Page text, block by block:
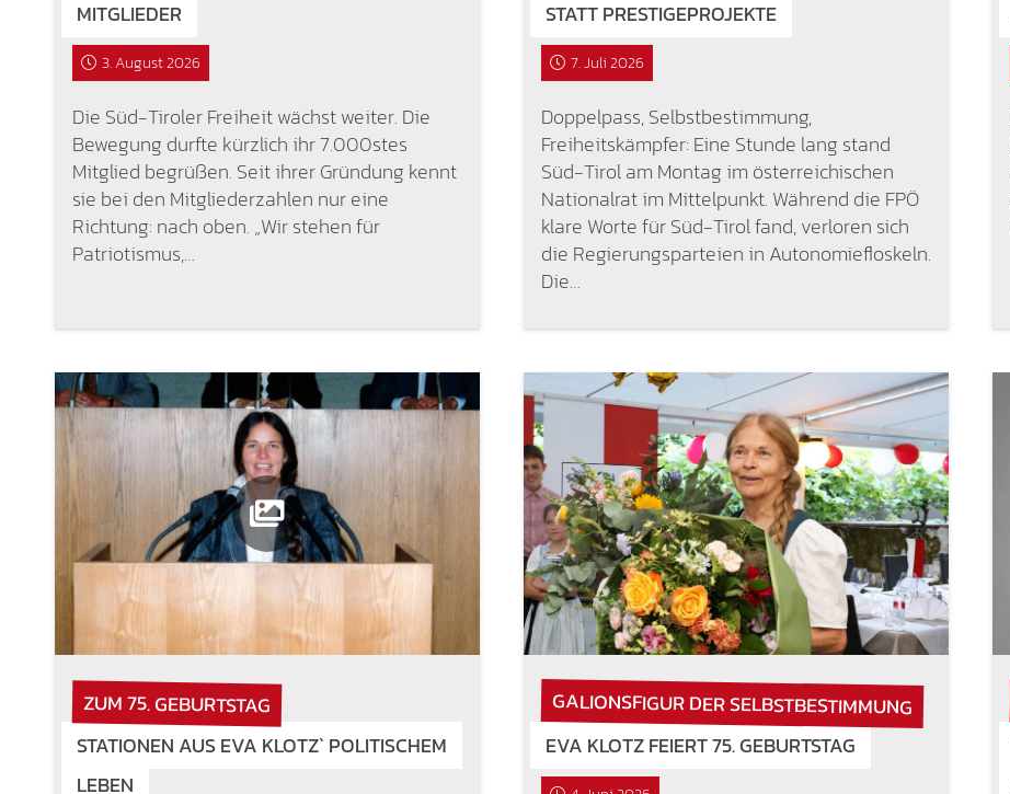
MITGLIEDER
3. August 2026
Die Süd-Tiroler Freiheit wächst weiter. Die
Bewegung durfte kürzlich ihr 7.000stes
Mitglied begrüßen. Seit ihrer Gründung kennt
sie bei den Mitgliederzahlen nur eine
Richtung: nach oben. „Wir stehen für
Patriotismus,…
STATT PRESTIGEPROJEKTE
7. Juli 2026
Doppelpass, Selbstbestimmung,
Freiheitskämpfer: Eine Stunde lang stand
Süd-Tirol am Montag im österreichischen
Nationalrat im Mittelpunkt. Während die FPÖ
klare Worte für Süd-Tirol fand, verloren sich
die Regierungsparteien in Autonomiefloskeln.
Die…
ZUM 75. GEBURTSTAG
STATIONEN AUS EVA KLOTZ` POLITISCHEM
LEBEN
GALIONSFIGUR DER SELBSTBESTIMMUNG
EVA KLOTZ FEIERT 75. GEBURTSTAG